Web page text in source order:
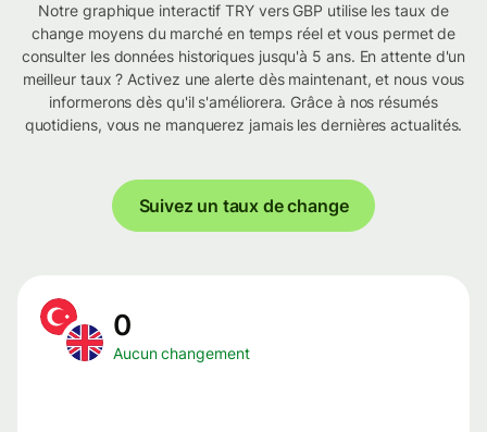
Notre graphique interactif TRY vers GBP utilise les taux de
change moyens du marché en temps réel et vous permet de
consulter les données historiques jusqu'à 5 ans. En attente d'un
meilleur taux ? Activez une alerte dès maintenant, et nous vous
informerons dès qu'il s'améliorera. Grâce à nos résumés
quotidiens, vous ne manquerez jamais les dernières actualités.
Suivez un taux de change
0
Aucun changement